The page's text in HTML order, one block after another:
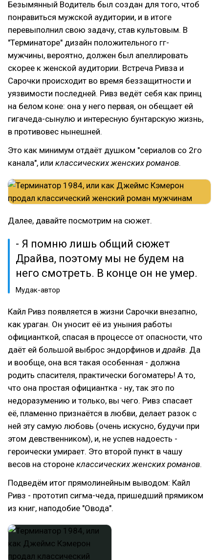
Безымянный Водитель был создан для того, чтоб
понравиться мужской аудитории, и в итоге
перевыполнил свою задачу, став культовым. В
"Терминаторе" дизайн положительного гг-
мужчины, вероятно, должен был апеллировать
скорее к женской аудитории. Встреча Ривза и
Сарочки происходит во время беззащитности и
уязвимости последней. Ривз ведёт себя как принц
на белом коне: она у него первая, он обещает ей
гигачеда-сынулю и интересную бунтарскую жизнь,
в противовес нынешней.
Это как минимум отдаёт душком "сериалов со 2го
канала", или классических женских романов.
Далее, давайте посмотрим на сюжет.
- Я помню лишь общий сюжет
Драйва, поэтому мы не будем на
него смотреть. В конце он не умер.
Мудак-автор
Кайл Ривз появляется в жизни Сарочки внезапно,
как ураган. Он уносит её из уныния работы
официанткой, спасая в процессе от опасности, что
даёт ей большой выброс эндорфинов идрайв. Да
и вообще, она вся такая особенная - должна
родить спасителя, практически богоматерь! А то,
что она простая официантка - ну, так это по
недоразумению и только, вы чего. Ривз спасает
её, пламенно признаётся в любви, делает разок с
ней эту самую любовь (очень искусно, будучи при
этом девственником), и, не успев надоесть -
героически умирает. Это второй пункт в чашу
весов на стороне классических женских романов.
Подведём итог прямолинейным выводом: Кайл
Ривз - прототип сигма-чеда, пришедший прямиком
из книг, наподобие "Овода".